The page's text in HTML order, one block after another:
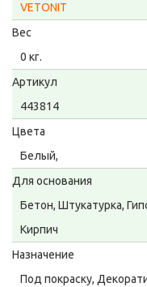
VETONIT
Вес
0 кг.
Артикул
443814
Цвета
Белый,
Для основания
Бетон, Штукатурка,
Кирпич
Назначение
Под покраску,